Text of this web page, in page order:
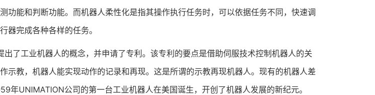
功能和判断功能。而机器人柔性化是指其操作执行任务时，可以依据任务不同，快速调
器完成各种各样的任务。
工业机器人的概念，并申请了专利。该专利的要点是借助伺服技术控制机器人的关
示教，机器人能实现动作的记录和再现。这是所谓的示教再现机器人。现有的机器人差
年UNIMATION公司的第一台工业机器人在美国诞生，开创了机器人发展的新纪元。